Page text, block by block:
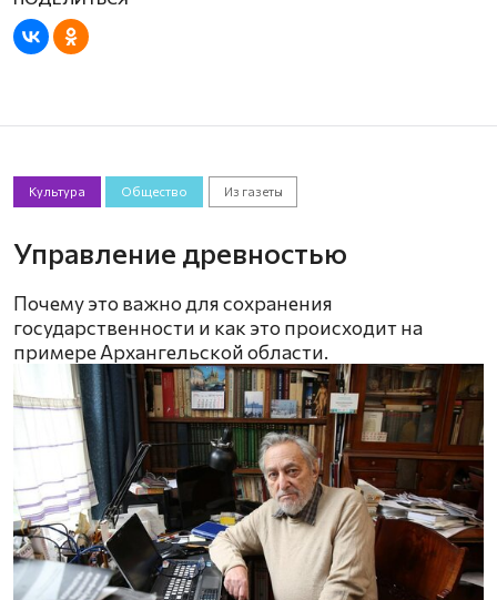
Культура Общество Из газеты
Управление древностью
Почему это важно для сохранения
государственности и как это происходит на
примере Архангельской области.